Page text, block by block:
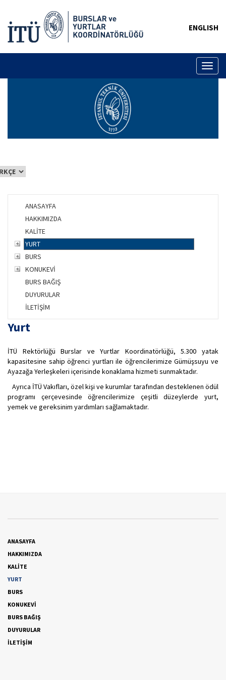
ENGLISH
ANASAYFA
HAKKIMIZDA
KALİTE
YURT
BURS
KONUKEVİ
BURS BAĞIŞ
DUYURULAR
İLETİŞİM
Yurt
İTÜ Rektörlüğü Burslar ve Yurtlar Koordinatörlüğü, 5.300 yatak
kapasitesine sahip öğrenci yurtları ile öğrencilerimize Gümüşsuyu ve
Ayazağa Yerleşkeleri içerisinde konaklama hizmeti sunmaktadır.
Ayrıca İTÜ Vakıfları, özel kişi ve kurumlar tarafından desteklenen ödül
programı çerçevesinde öğrencilerimize çeşitli düzeylerde yurt,
yemek ve gereksinim yardımları sağlamaktadır.
ANASAYFA
HAKKIMIZDA
KALİTE
YURT
BURS
KONUKEVİ
BURS BAĞIŞ
DUYURULAR
İLETİŞİM